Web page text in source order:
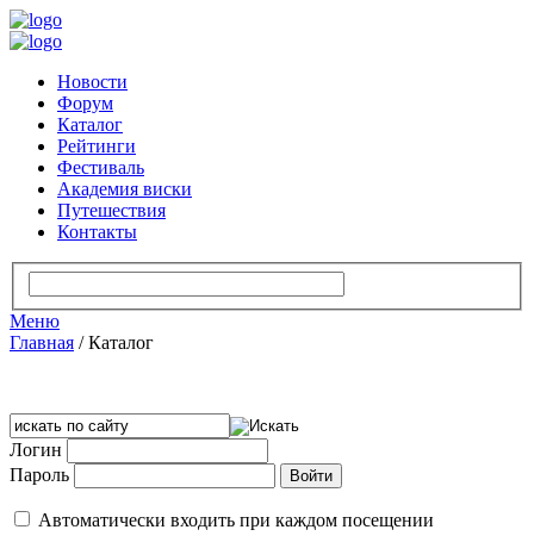
Новости
Форум
Каталог
Рейтинги
Фестиваль
Академия виски
Путешествия
Контакты
Меню
Главная /Каталог
Логин
Пароль
Автоматически входить при каждом посещении